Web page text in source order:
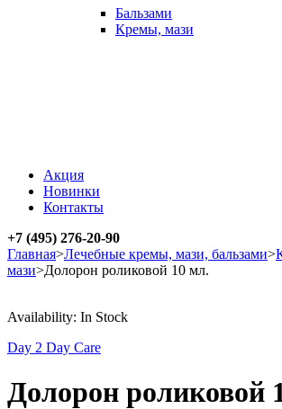
Бальзами
Кремы, мази
Акция
Новинки
Контакты
+7 (495) 276-20-90
Главная>Лечебные кремы, мази, бальзами>
мази>Долорон роликовой 10 мл.
Availability: In Stock
Day 2 Day Care
Долорон роликовой